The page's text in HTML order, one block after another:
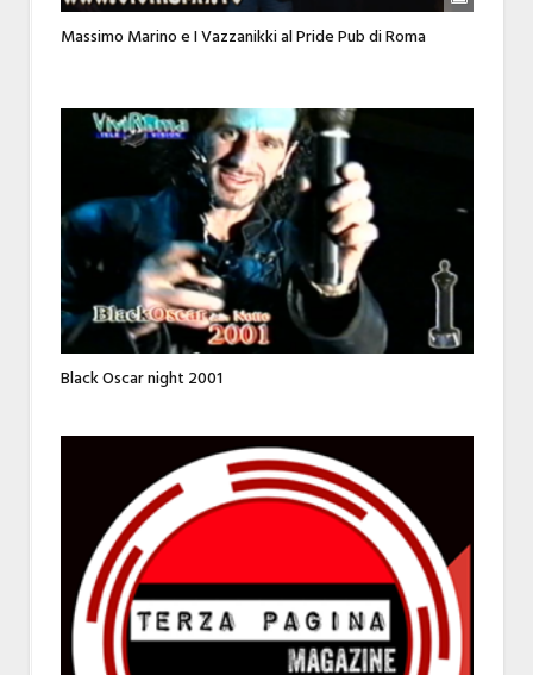
Massimo Marino e I Vazzanikki al Pride Pub di Roma
Black Oscar night 2001